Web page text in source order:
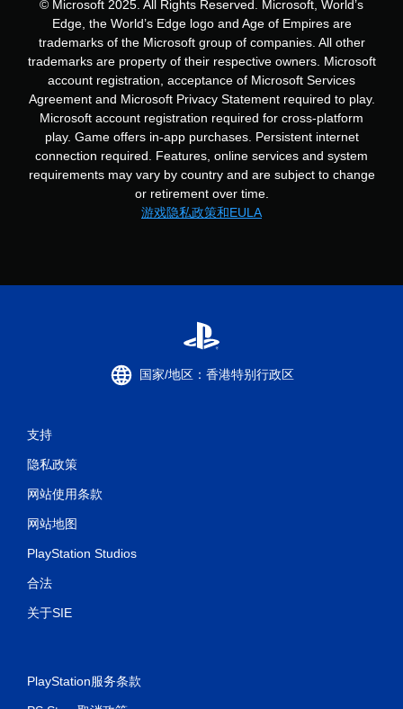
© Microsoft 2025. All Rights Reserved. Microsoft, World’s
Edge, the World’s Edge logo and Age of Empires are
trademarks of the Microsoft group of companies. All other
trademarks are property of their respective owners. Microsoft
account registration, acceptance of Microsoft Services
Agreement and Microsoft Privacy Statement required to play.
Microsoft account registration required for cross-platform
play. Game offers in-app purchases. Persistent internet
connection required. Features, online services and system
requirements may vary by country and are subject to change
or retirement over time.
游戏隐私政策和EULA
国家/地区：香港特别行政区
支持
隐私政策
网站使用条款
网站地图
PlayStation Studios
合法
关于SIE
PlayStation服务条款